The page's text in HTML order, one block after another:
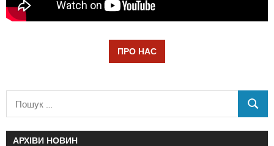
ПРО НАС
АРХІВИ НОВИН